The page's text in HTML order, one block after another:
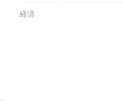
経済